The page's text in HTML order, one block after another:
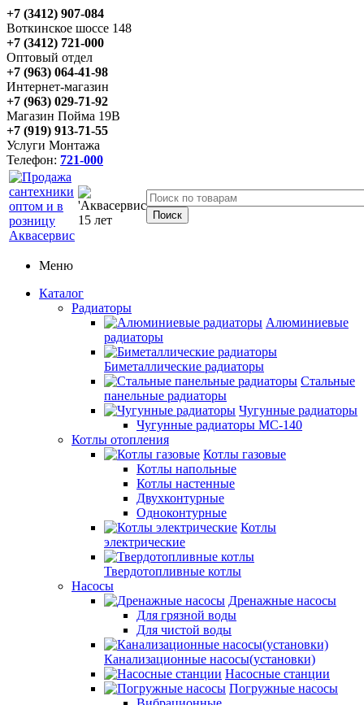
+7 (3412) 907-084
Воткинское шоссе 148
+7 (3412) 721-000
Оптовый отдел
+7 (963) 064-41-98
Интернет-магазин
+7 (963) 029-71-92
Магазин Пойма 19В
+7 (919) 913-71-55
Услуги Монтажа
Телефон: 721-000
Меню
Каталог
Радиаторы
Алюминиевые
радиаторы
Биметаллические радиаторы
Стальные
панельные радиаторы
Чугунные радиаторы
Чугунные радиаторы МС-140
Котлы отопления
Котлы газовые
Котлы напольные
Котлы настенные
Двухконтурные
Одноконтурные
Котлы
электрические
Твердотопливные котлы
Насосы
Дренажные насосы
Для грязной воды
Для чистой воды
Канализационные насосы(установки)
Насосные станции
Погружные насосы